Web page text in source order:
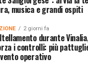
musica e grandi ospiti
2 giorni fa
durante
i controlli: più
operativo